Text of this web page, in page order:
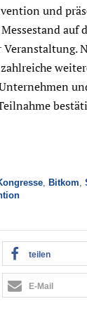
und
auf
Veranstaltung.
Bitkom
teilen
E-Mail